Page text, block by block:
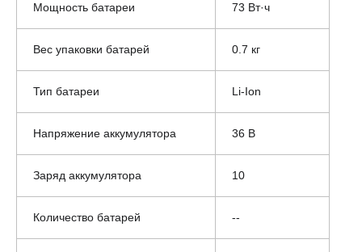
Мощность батареи 73 Вт·ч
Вес упаковки батарей 0.7 кг
Тип батареи Li-Ion
Напряжение аккумулятора 36 В
Заряд аккумулятора 10
Количество батарей --